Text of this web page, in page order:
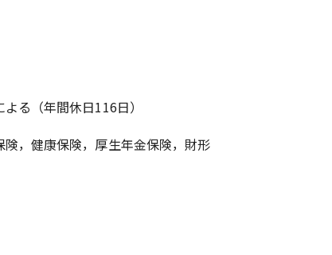
る（年間休日116日）
険，健康保険，厚生年金保険，財形